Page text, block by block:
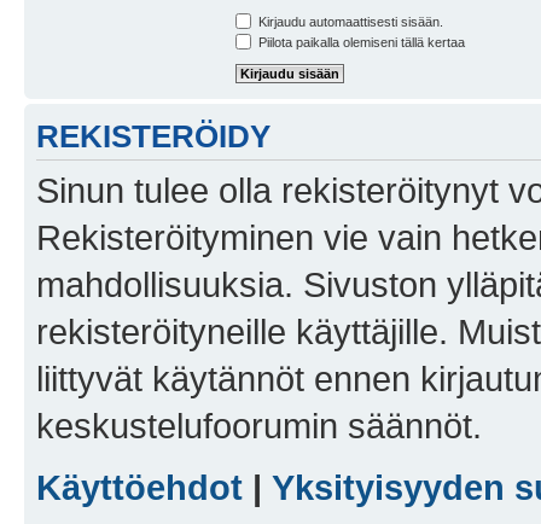
Kirjaudu automaattisesti sisään.
Piilota paikalla olemiseni tällä kertaa
REKISTERÖIDY
Sinun tulee olla rekisteröitynyt
Rekisteröityminen vie vain
mahdollisuuksia. Sivuston
rekisteröityneille käyttäjille.
liittyvät käytännöt ennen
keskustelufoorumin säännöt.
Käyttöehdot | Yksityisyyden